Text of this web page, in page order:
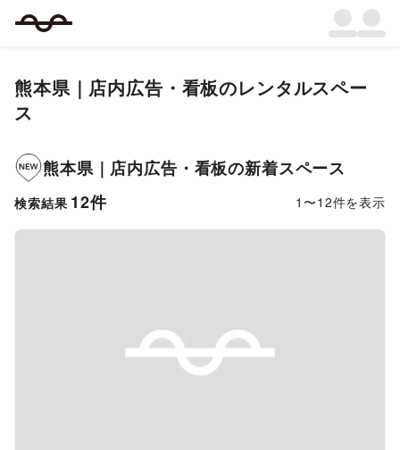
熊本県｜ 店内広告・看板のレンタルスペー
ス
熊本県｜ 店内広告・看板の新着スペース
検索結果 12件 1 〜12件を表示
Previous slide